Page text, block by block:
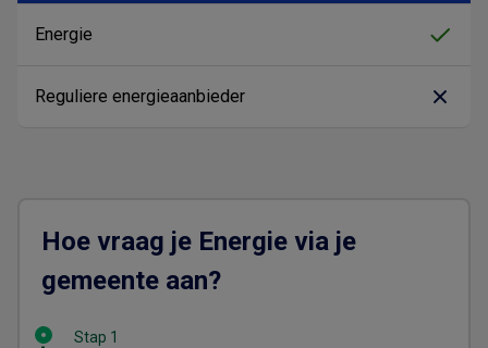
Hoe vraag je Energie via je
gemeente aan?
Stap 1